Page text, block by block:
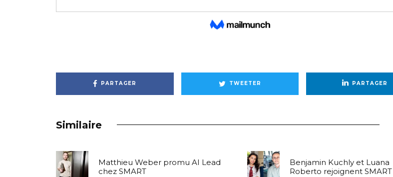
PARTAGER TWEETER PARTAGER
Similaire
Matthieu Weber promu AI Lead
chez SMART
Benjamin Kuchly et Luana
Roberto rejoignent SMART